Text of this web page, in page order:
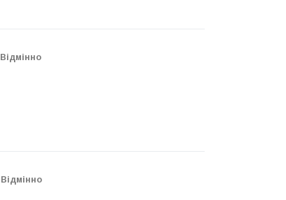
Відмінно
Відмінно